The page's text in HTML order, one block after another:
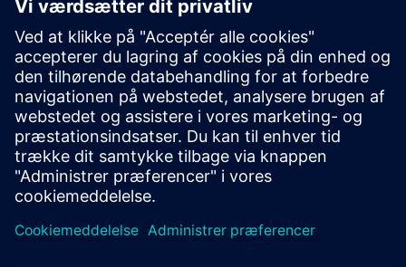
Digiwatt Building
Digiwatt Building er en skybaseret BEMS, der bruger AI og
NILM til at overvåge, analysere og optimere
energiforbruget i bygninger - reducere spild, sænke
omkostninger og understøtte ESG-mål.
Få mere at vide